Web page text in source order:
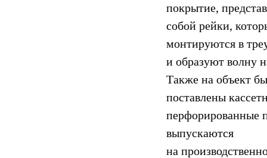
покрытие,
собой рейки,
монтируются в
и образуют волну
Также на объект
поставлены
перфорированные
выпускаются
на